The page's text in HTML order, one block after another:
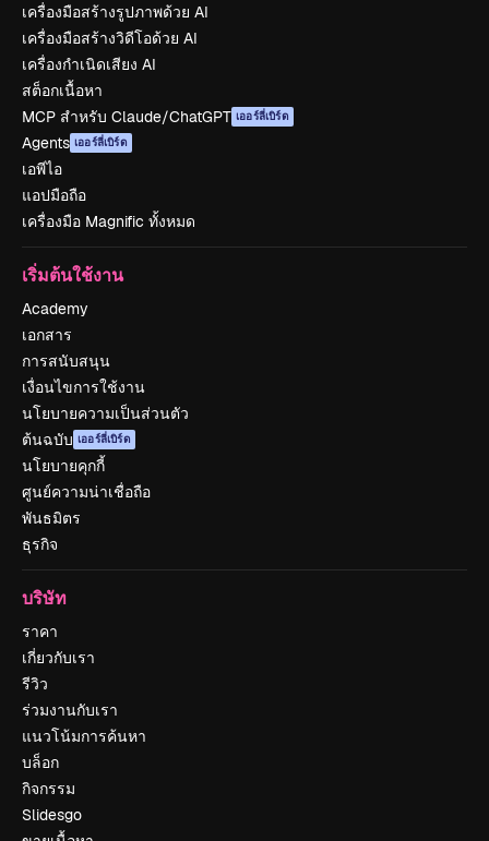
เครื่องมือสร้างรูปภาพด้วย AI
เครื่องมือสร้างวิดีโอด้วย AI
เครื่องกำเนิดเสียง AI
สต็อกเนื้อหา
MCP สำหรับ Claude/ChatGPT เออร์ลี่เบิร์ด
Agents เออร์ลี่เบิร์ด
เอพีไอ
แอปมือถือ
เครื่องมือ Magnific ทั้งหมด
เริ่มต้นใช้งาน
Academy
เอกสาร
การสนับสนุน
เงื่อนไขการใช้งาน
นโยบายความเป็นส่วนตัว
ต้นฉบับ เออร์ลี่เบิร์ด
นโยบายคุกกี้
ศูนย์ความน่าเชื่อถือ
พันธมิตร
ธุรกิจ
บริษัท
ราคา
เกี่ยวกับเรา
รีวิว
ร่วมงานกับเรา
แนวโน้มการค้นหา
บล็อก
กิจกรรม
Slidesgo